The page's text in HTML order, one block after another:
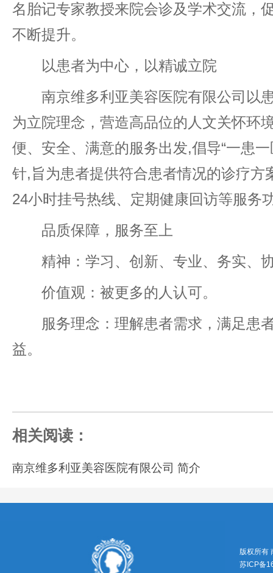
名胎记专家教授来院会诊及学术交流，
不断提升。
以患者为中心，以精诚立院
南京维多利亚美容医院有限公司以
为立院理念，营造高品位的人文关怀环
便、安全、满意的服务出发,倡导“一患
针,旨为患者提供符合患者情况的诊疗方
24小时挂号热线、定期健康回访等服务
品质保障，服务至上
精神：学习、创新、专业、务实、
价值观：被更多的人认可。
服务理念：理解患者需求，满足患
益。
相关阅读：
南京维多利亚美容医院有限公司 简介
版权所有
苏ICP备